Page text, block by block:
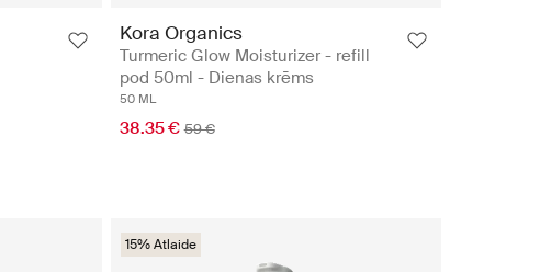
Kora Organics
Turmeric Glow Moisturizer - refill
pod 50ml - Dienas krēms
50 ML
38.35 € 59 €
15% Atlaide